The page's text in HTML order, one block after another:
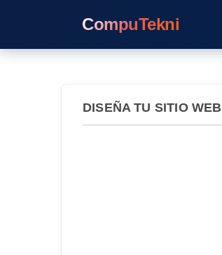
CompuTekni
DISEÑA TU SITIO